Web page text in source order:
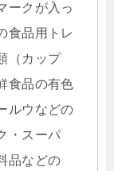
ークが入っ
食品用トレ
（カップ
食品の有色
ルウなどの
・スーパ
品などの